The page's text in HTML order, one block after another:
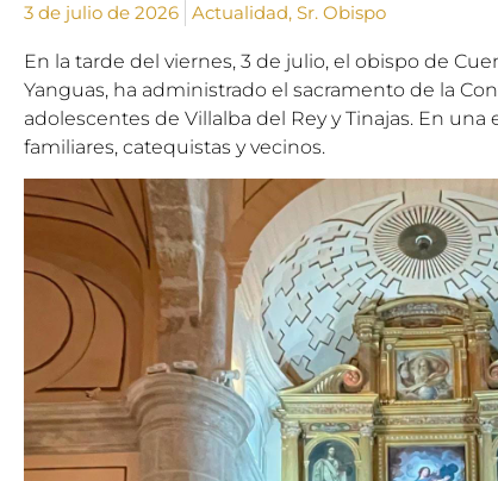
3 de julio de 2026 Actualidad, Sr. Obispo
En la tarde del viernes, 3 de julio, el obispo de
Yanguas, ha administrado el sacramento de la
adolescentes de Villalba del Rey y Tinajas. En
familiares, catequistas y vecinos.